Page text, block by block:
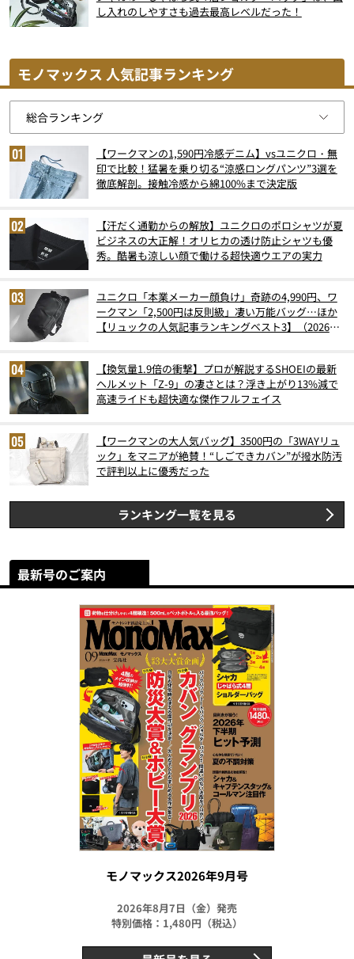
し入れのしやすさも過去最高レベルだった！
モノマックス 人気記事ランキング
【ワークマンの1,590円冷感デニム】vsユニクロ・無
印で比較！猛暑を乗り切る“涼感ロングパンツ”3選を
徹底解剖。接触冷感から綿100%まで決定版
【汗だく通勤からの解放】ユニクロのポロシャツが夏
ビジネスの大正解！オリヒカの透け防止シャツも優
秀。酷暑も涼しい顔で働ける超快適ウエアの実力
ユニクロ「本業メーカー顔負け」奇跡の4,990円、ワ
ークマン「2,500円は反則級」凄い万能バッグ…ほか
【リュックの人気記事ランキングベスト3】（2026年
【換気量1.9倍の衝撃】プロが解説するSHOEIの最新
ヘルメット「Z-9」の凄さとは？浮き上がり13%減で
高速ライドも超快適な傑作フルフェイス
【ワークマンの大人気バッグ】3500円の「3WAYリュ
ック」をマニアが絶賛！“しごできカバン”が撥水防汚
で評判以上に優秀だった
ランキング一覧を見る
最新号のご案内
モノマックス2026年9月号
2026年8月7日（金）発売
特別価格：1,480円（税込）